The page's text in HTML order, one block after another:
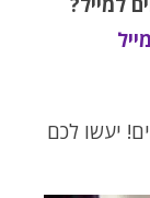
יעשו לכם